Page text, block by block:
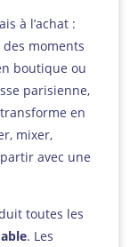
à l’achat :
moments
boutique ou
parisienne,
en
mixer,
avec une
toutes les
. Les